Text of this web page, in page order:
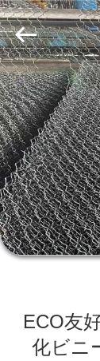
家
へ
製
品
ビ
ヤ
ー.
Copyright
©
2019
-
2026
Hebei
Nova
Metal
Wire
Mesh
Products
Co.,
Ltd..
All
Rights
Reserved.
ECO友
化ビニ